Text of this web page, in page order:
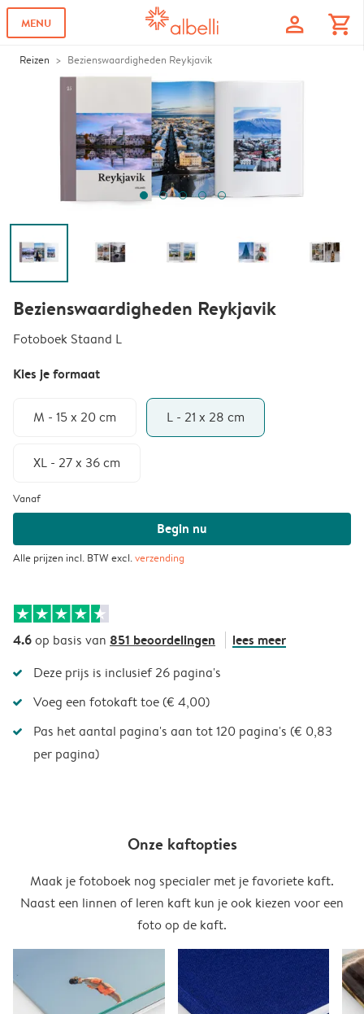
MENU profile shopping_cart
Reizen Bezienswaardigheden Reykjavik
Bezienswaardigheden Reykjavik
Fotoboek Staand L
Kies je formaat
M - 15 x 20 cm L - 21 x 28 cm
XL - 27 x 36 cm
Vanaf
Begin nu
Alle prijzen incl. BTW excl.verzending
4.6op basis van 851 beoordelingen lees meer
Deze prijs is inclusief 26 pagina's
Voeg een fotokaft toe (€ 4,00)
Pas het aantal pagina's aan tot 120 pagina's (€ 0,83
per pagina)
Onze kaftopties
Maak je fotoboek nog specialer met je favoriete kaft.
Naast een linnen of leren kaft kun je ook kiezen voor een
foto op de kaft.